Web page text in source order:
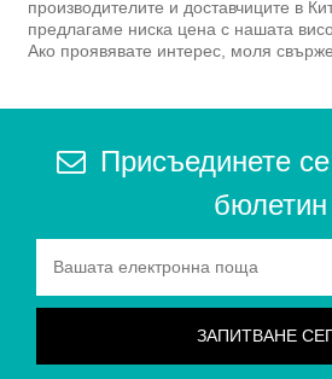
производителите и доставчиците в
предлагаме ниска цена с нашата
Ако проявявате интерес, моля
Присъединете
бюлетин